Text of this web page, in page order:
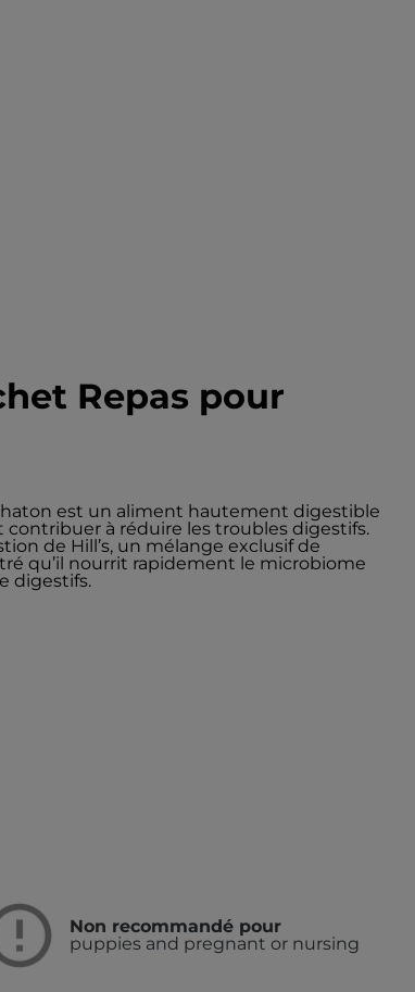
Repas pour
est un aliment hautement digestible
à réduire les troubles digestifs.
de Hill’s, un mélange exclusif de
qu’il nourrit rapidement le microbiome
digestifs.
Non recommandé pour
puppies and pregnant or nursing